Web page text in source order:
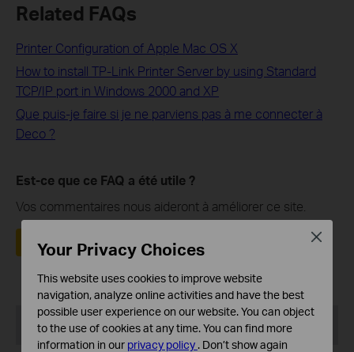
Related FAQs
Printer Configuration of Apple Mac OS X
How to install TP-Link Printer Server by using Standard
TCP/IP port in Windows 2000 and XP
Que puis-je faire si je ne parviens pas à me connecter à
Deco ?
Est-ce que ce FAQ a été utile ?
Vos commentaires nous aideront à améliorer ce site.
Oui
Recommend Products
Your Privacy Choices
This website uses cookies to improve website
navigation, analyze online activities and have the best
possible user experience on our website. You can object
to the use of cookies at any time. You can find more
information in our privacy policy . Don’t show again
Close